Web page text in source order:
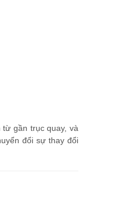
gần trục quay, và
đổi sự thay đổi